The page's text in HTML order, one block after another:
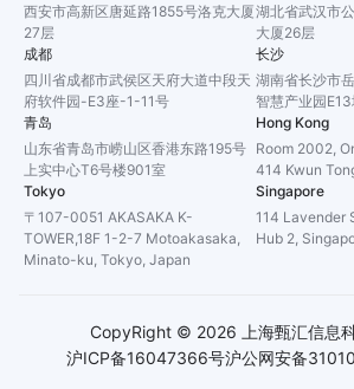
西安市高新区唐延路1855号洛克大厦
27层
湖北省武汉市
大厦26层
成都
四川省成都市武侯区天府大道中段天
府软件园-E3座-1-11号
长沙
湖南省长沙市
智慧产业园
青岛
山东省青岛市崂山区香港东路195号
上实中心T6号楼901室
Hong Kong
Room 2002,
414 Kwun
Tokyo
〒107-0051 AKASAKA K-
TOWER,18F 1-2-7 Motoakasaka,
Minato-ku, Tokyo, Japan
Singapore
114 Lavender
Hub 2,
沪ICP备16047366号沪公网安备
CopyRight © 2026 上海甄汇信息